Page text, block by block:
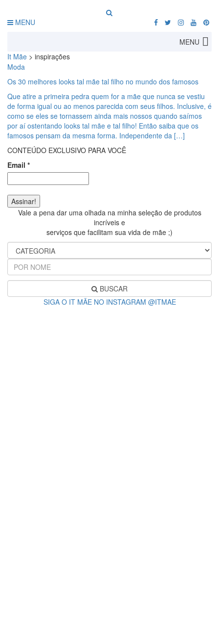
MENU
MENU
It Mãe > inspirações
Moda
Os 30 melhores looks tal mãe tal filho no mundo dos famosos
Que atire a primeira pedra quem for a mãe que nunca se vestiu
de forma igual ou ao menos parecida com seus filhos. Inclusive, é
como se eles se tornassem ainda mais nossos quando saímos
por aí ostentando looks tal mãe e tal filho! Então saiba que os
famosos pensam da mesma forma. Independente da […]
CONTEÚDO EXCLUSIVO PARA VOCÊ
Email *
Vale a pena dar uma olhada na minha seleção de produtos
incríveis e
serviços que facilitam sua vida de mãe ;)
BUSCAR
SIGA O IT MÃE NO INSTAGRAM @ITMAE